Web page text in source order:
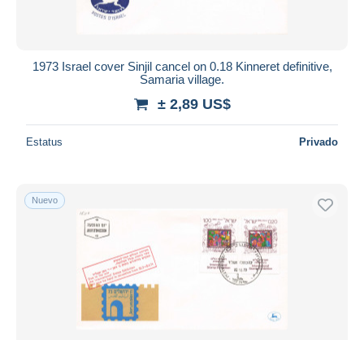
1973 Israel cover Sinjil cancel on 0.18 Kinneret definitive,
Samaria village.
± 2,89 US$
Estatus Privado
Nuevo